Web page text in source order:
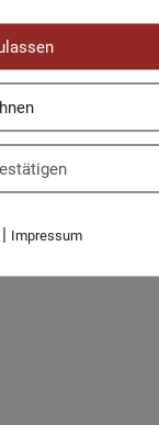
Impressum